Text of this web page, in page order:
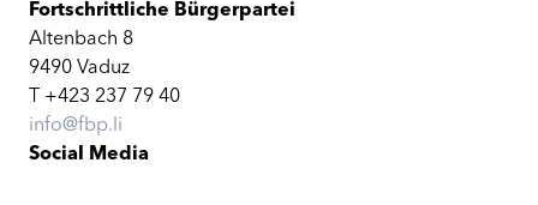
Fortschrittliche Bürgerpartei
Altenbach 8
9490 Vaduz
T +423 237 79 40
info@fbp.li
Social Media